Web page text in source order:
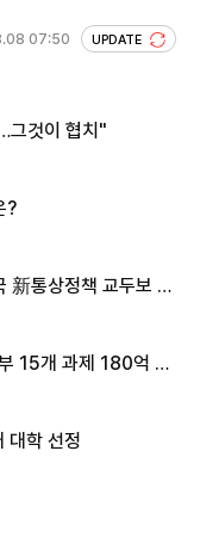
07:50 UPDATE
그것이 협치"
?
新통상정책 교두보 활
15개 과제 180억 지
대학 선정